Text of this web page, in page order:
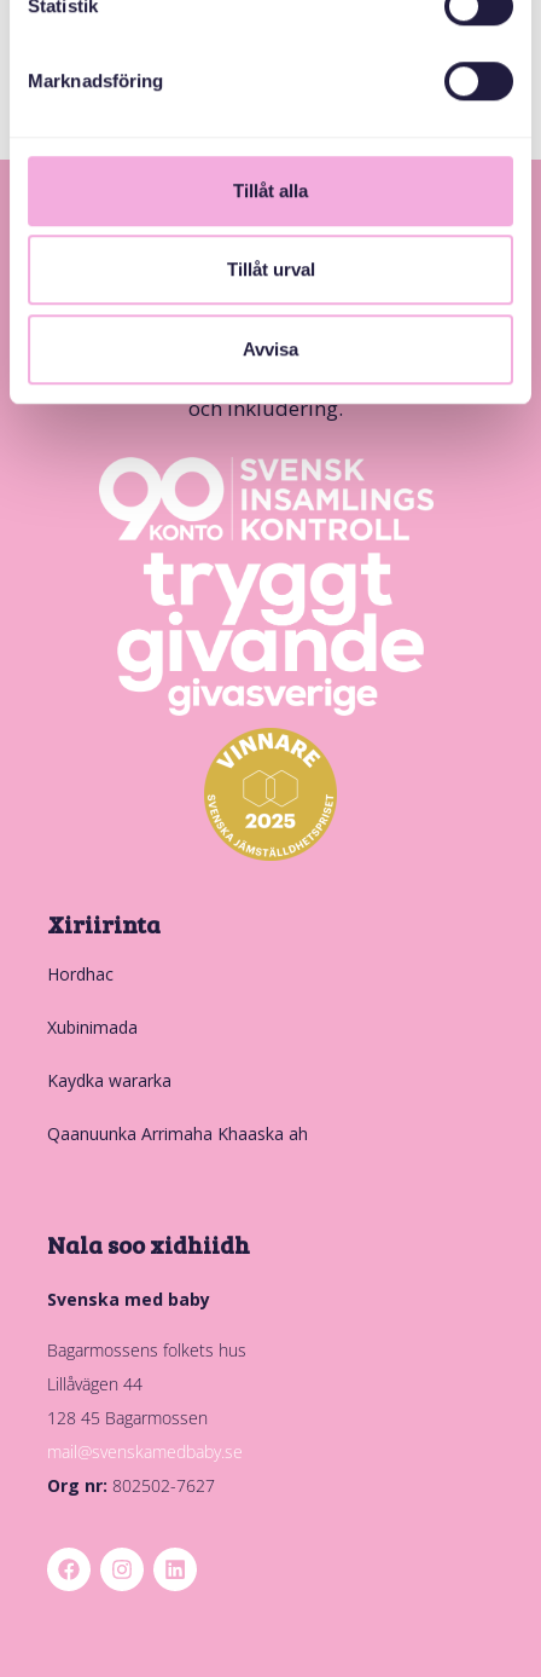
Statistik
Marknadsföring
Tillåt alla
Tillåt urval
Avvisa
bokningen@svenskamedbaby.se
Svenska med baby – Föräldraträffar för jämlikhet
och inkludering.
Xiriirinta
Hordhac
Xubinimada
Kaydka wararka
Qaanuunka Arrimaha Khaaska ah
Nala soo xidhiidh
Svenska med baby
Bagarmossens folkets hus
Lillåvägen 44
128 45 Bagarmossen
mail@svenskamedbaby.se
Org nr: 802502-7627